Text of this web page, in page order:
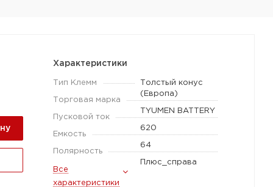
Характеристики
Тип Клемм
Толстый конус
(Европа)
Торговая марка
TYUMEN BATTERY
Пусковой ток
620
Емкость
64
Полярность
Плюс_справа
Все
характеристики